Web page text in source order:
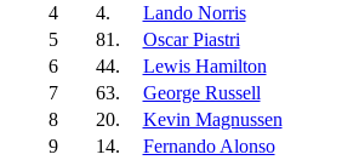
4
4. Lando Norris
5
81. Oscar Piastri
6
44. Lewis Hamilton
7
63. George Russell
8
20. Kevin Magnussen
9
14. Fernando Alonso